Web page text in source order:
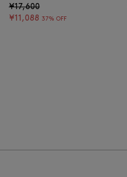
¥17,600
¥11,088 37% OFF